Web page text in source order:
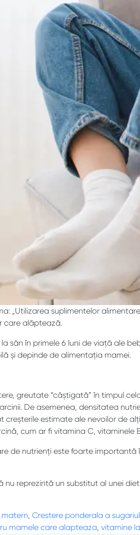
„Utilizarea suplimentelor
care alăptează.
în primele 6 luni de viață ale
și depinde de alimentația mamei.
greutate “câștigată” în timpul
De asemenea, densitatea
estimate ale nevoilor de
cum ar fi vitamina C, vitaminele
de nutrienți este foarte
reprezintă un substitut al unei
, Crestere ponderala a
mamele care alapteaza, vitamine